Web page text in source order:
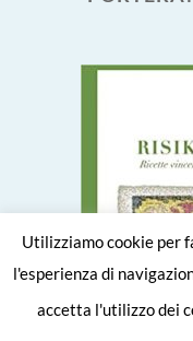
Utilizziamo cookie per
l'esperienza di
accetta l'utilizzo dei